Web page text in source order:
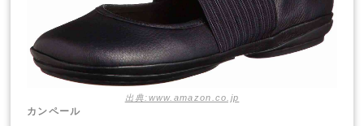
出典:www.amazon.co.jp
カンペール